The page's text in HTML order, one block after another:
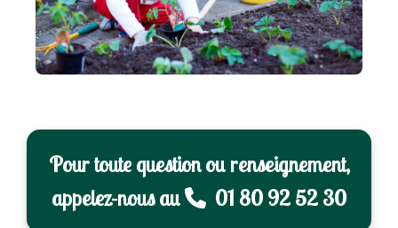
Pour toute question ou renseignement,
appelez-nous au
01 80 92 52 30